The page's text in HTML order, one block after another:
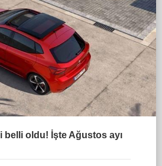
belli oldu! İşte Ağustos ayı